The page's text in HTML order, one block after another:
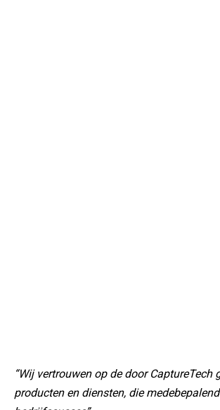
“Wij vertrouwen op de door CaptureTech
producten en diensten, die